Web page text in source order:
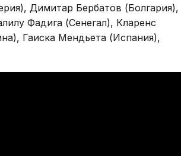
Димитар Бербатов (Болгария),
Фадига (Сенегал), Кларенс
Гаиска Мендьета (Испания),